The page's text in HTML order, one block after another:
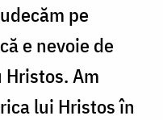
pe
e nevoie de
Am
lui Hristos în